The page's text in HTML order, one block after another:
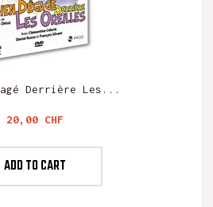
Derrière Les...
Preis
20,00 CHF
ADD TO CART